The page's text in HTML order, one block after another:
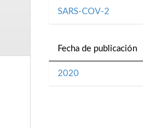
SARS-COV-2
Fecha de publicación
2020